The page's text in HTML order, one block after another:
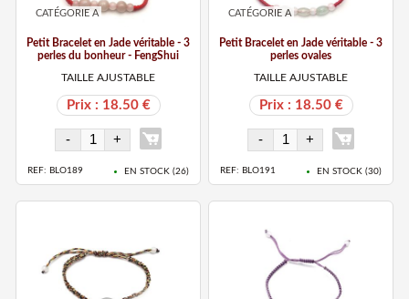
CATÉGORIE A
Petit Bracelet en Jade véritable - 3
perles du bonheur - FengShui
TAILLE AJUSTABLE
Prix : 18.50 €
REF: BLO189 EN STOCK (26)
CATÉGORIE A
Petit Bracelet en Jade véritable - 3
perles ovales
TAILLE AJUSTABLE
Prix : 18.50 €
REF: BLO191 EN STOCK (30)